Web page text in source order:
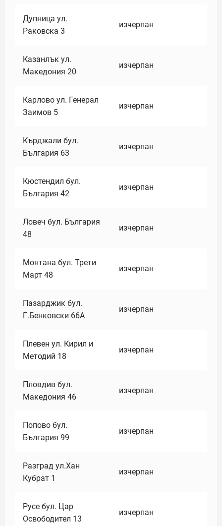
Дупница ул.
Раковска 3
изчерпан
Казанлък ул.
Македония 20
изчерпан
Карлово ул. Генерал
Заимов 5
изчерпан
Кърджали бул.
България 63
изчерпан
Кюстендил бул.
България 42
изчерпан
Ловеч бул. България
48
изчерпан
Монтана бул. Трети
Март 48
изчерпан
Пазарджик бул.
Г.Бенковски 66А
изчерпан
Плевен ул. Кирил и
Методий 18
изчерпан
Пловдив бул.
Македония 46
изчерпан
Попово бул.
България 99
изчерпан
Разград ул.Хан
Кубрат 1
изчерпан
Русе бул. Цар
Освободител 13
изчерпан